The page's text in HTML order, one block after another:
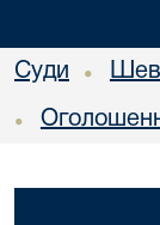
Суди •
•